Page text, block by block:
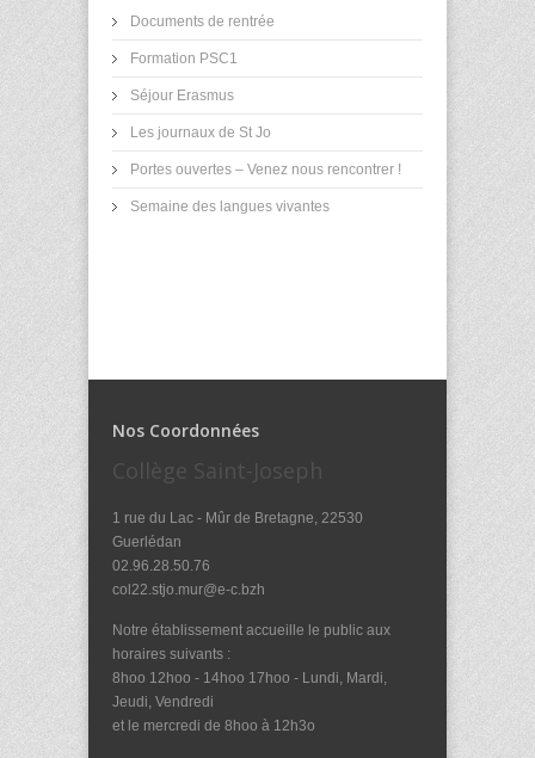
Documents de rentrée
Formation PSC1
Séjour Erasmus
Les journaux de St Jo
Portes ouvertes – Venez nous rencontrer !
Semaine des langues vivantes
Nos Coordonnées
Collège Saint-Joseph
1 rue du Lac - Mûr de Bretagne, 22530
Guerlédan
02.96.28.50.76
col22.stjo.mur@e-c.bzh
Notre établissement accueille le public aux
horaires suivants :
8hoo 12hoo - 14hoo 17hoo - Lundi, Mardi,
Jeudi, Vendredi
et le mercredi de 8hoo à 12h3o